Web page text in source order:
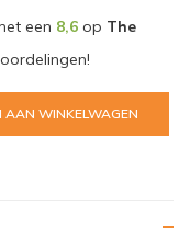
een 8,6op The
AAN WINKELWAGEN